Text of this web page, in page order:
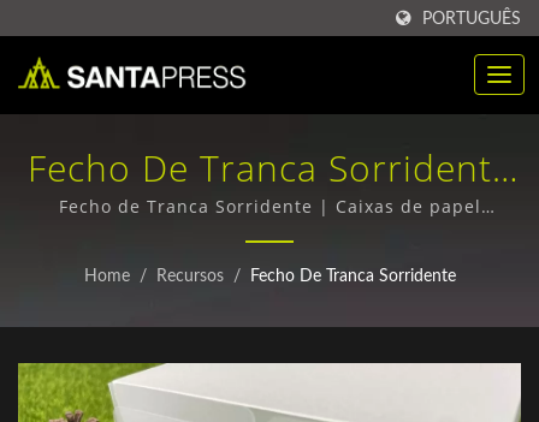
PORTUGUÊS
Fecho De Tranca Sorridente
| Caixas De Papel Alumínio
Ecológicas Em Grande
Co., Ltd.
Fecho de Tranca Sorridente | Caixas de papel
alumínio e papelão ondulado - Qualidade Superior,
Envio Mundial
Home / Recursos / Fecho De Tranca Sorridente